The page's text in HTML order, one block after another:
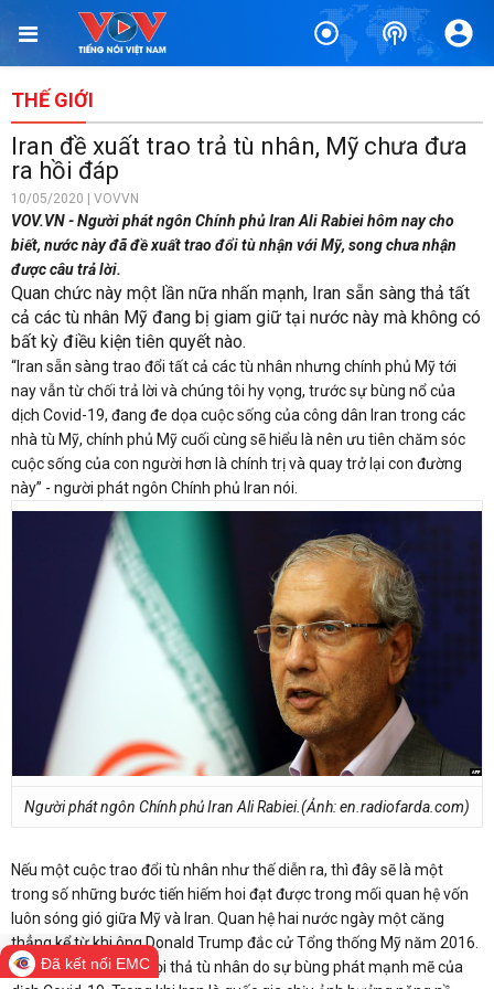
THẾ GIỚI
Iran đề xuất trao trả tù nhân, Mỹ chưa đưa
ra hồi đáp
10/05/2020 | VOVVN
VOV.VN - Người phát ngôn Chính phủ Iran Ali Rabiei hôm nay cho
biết, nước này đã đề xuất trao đổi tù nhận với Mỹ, song chưa nhận
được câu trả lời.
Quan chức này một lần nữa nhấn mạnh, Iran sẵn sàng thả tất
cả các tù nhân Mỹ đang bị giam giữ tại nước này mà không có
bất kỳ điều kiện tiên quyết nào.
“Iran sẵn sàng trao đổi tất cả các tù nhân nhưng chính phủ Mỹ tới
nay vẫn từ chối trả lời và chúng tôi hy vọng, trước sự bùng nổ của
dịch Covid-19, đang đe dọa cuộc sống của công dân Iran trong các
nhà tù Mỹ, chính phủ Mỹ cuối cùng sẽ hiểu là nên ưu tiên chăm sóc
cuộc sống của con người hơn là chính trị và quay trở lại con đường
này” - người phát ngôn Chính phủ Iran nói.
Người phát ngôn Chính phủ Iran Ali Rabiei.(Ảnh: en.radiofarda.com)
Nếu một cuộc trao đổi tù nhân như thế diễn ra, thì đây sẽ là một
trong số những bước tiến hiếm hoi đạt được trong mối quan hệ vốn
luôn sóng gió giữa Mỹ và Iran. Quan hệ hai nước ngày một căng
thẳng kể từ khi ông Donald Trump đắc cử Tổng thống Mỹ năm 2016.
Cả hai nước đã kêu gọi thả tù nhân do sự bùng phát mạnh mẽ của
Đã kết nối EMC